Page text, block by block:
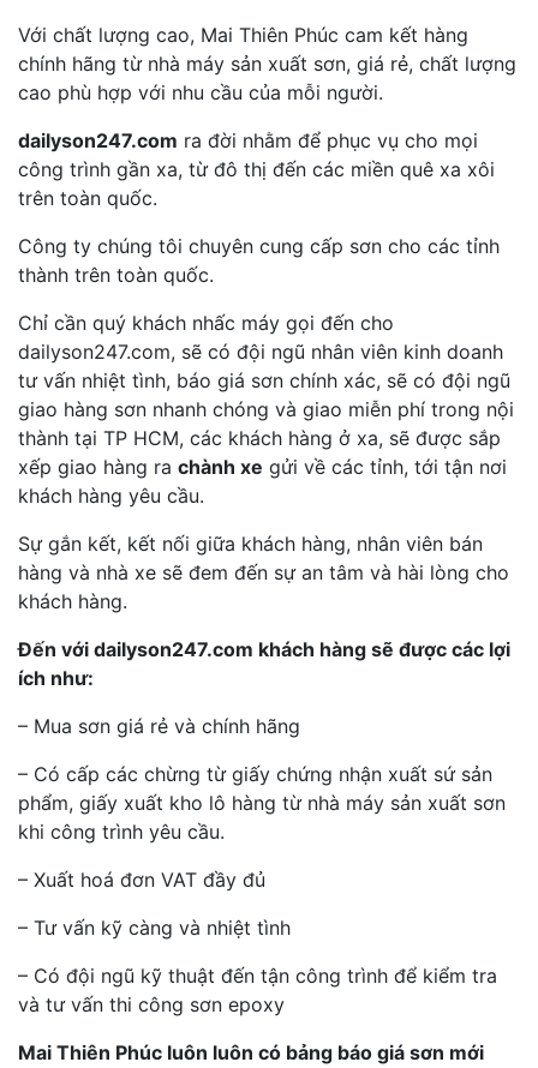
Với chất lượng cao, Mai Thiên Phúc cam kết hàng
chính hãng từ nhà máy sản xuất sơn, giá rẻ, chất lượng
cao phù hợp với nhu cầu của mỗi người.
dailyson247.com ra đời nhằm để phục vụ cho mọi
công trình gần xa, từ đô thị đến các miền quê xa xôi
trên toàn quốc.
Công ty chúng tôi chuyên cung cấp sơn cho các tỉnh
thành trên toàn quốc.
Chỉ cần quý khách nhấc máy gọi đến cho
dailyson247.com, sẽ có đội ngũ nhân viên kinh doanh
tư vấn nhiệt tình, báo giá sơn chính xác, sẽ có đội ngũ
giao hàng sơn nhanh chóng và giao miễn phí trong nội
thành tại TP HCM, các khách hàng ở xa, sẽ được sắp
xếp giao hàng ra chành xe gửi về các tỉnh, tới tận nơi
khách hàng yêu cầu.
Sự gắn kết, kết nối giữa khách hàng, nhân viên bán
hàng và nhà xe sẽ đem đến sự an tâm và hài lòng cho
khách hàng.
Đến với dailyson247.com khách hàng sẽ được các lợi
ích như:
– Mua sơn giá rẻ và chính hãng
– Có cấp các chừng từ giấy chứng nhận xuất sứ sản
phẩm, giấy xuất kho lô hàng từ nhà máy sản xuất sơn
khi công trình yêu cầu.
– Xuất hoá đơn VAT đầy đủ
– Tư vấn kỹ càng và nhiệt tình
– Có đội ngũ kỹ thuật đến tận công trình để kiểm tra
và tư vấn thi công sơn epoxy
Mai Thiên Phúc luôn luôn có bảng báo giá sơn mới